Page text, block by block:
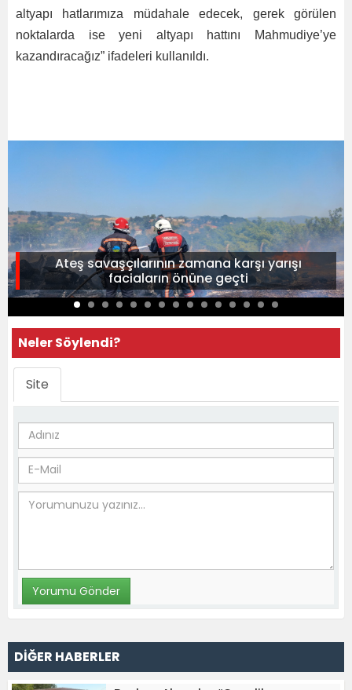
altyapı hatlarımıza müdahale edecek, gerek görülen
noktalarda ise yeni altyapı hattını Mahmudiye’ye
kazandıracağız” ifadeleri kullanıldı.
Ateş savaşçılarının zamana karşı yarışı
faciaların önüne geçti
Neler Söylendi?
Site
DİĞER HABERLER